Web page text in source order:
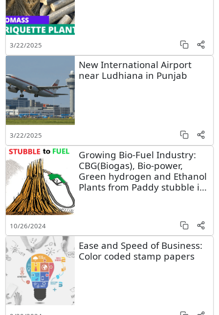
3/22/2025
New International Airport
near Ludhiana in Punjab
3/22/2025
Growing Bio-Fuel Industry:
CBG(Biogas), Bio-power,
Green hydrogen and Ethanol
Plants from Paddy stubble in
10/26/2024
Ease and Speed of Business:
Color coded stamp papers